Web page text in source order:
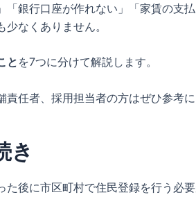
銀行口座が作れない」「家賃の支
なくありません。
と を7つに分けて解説します。
任者、採用担当者の方はぜひ参考に
き
後に市区町村で住民登録を行う必要